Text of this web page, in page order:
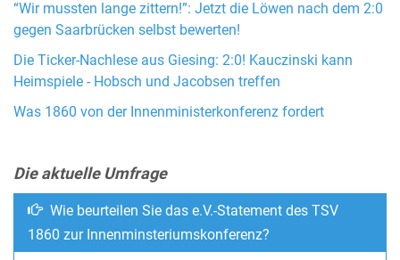
“Wir mussten lange zittern!”: Jetzt die Löwen nach dem 2:0
gegen Saarbrücken selbst bewerten!
Die Ticker-Nachlese aus Giesing: 2:0! Kauczinski kann
Heimspiele - Hobsch und Jacobsen treffen
Was 1860 von der Innenministerkonferenz fordert
Die aktuelle Umfrage
Wie beurteilen Sie das e.V.-Statement des TSV
1860 zur Innenminsteriumskonferenz?